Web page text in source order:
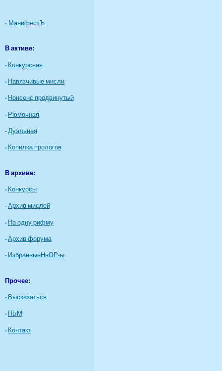
· МанифестЪ
В активе:
· Конкурсная
· Навязчивые мисли
· Нонсенс продвинутый
· Рюмочная
·Дуэльная
· Копилка прологов
В архиве:
· Конкурсы
·Архив мислей
· На одну рифму
·Архив форума
· ИзбранныеНнОР-ы
Прочее:
· Высказаться
· ПБМ
· Контакт